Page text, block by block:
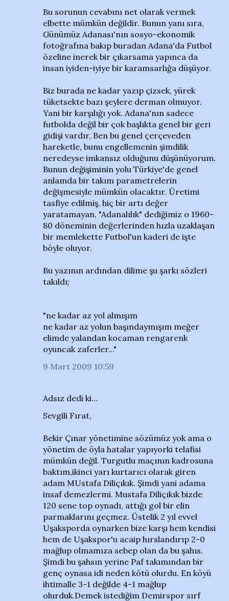
Bu sorunun cevabını net olarak vermek
elbette mümkün değildir. Bunun yanı sıra,
Günümüz Adanası'nın sosyo-ekonomik
fotoğrafına bakıp buradan Adana'da Futbol
özeline inerek bir çıkarsama yapınca da
insan iyiden-iyiye bir karamsarlığa düşüyor.
Biz burada ne kadar yazıp çizsek, yürek
tüketsekte bazı şeylere derman olmuyor.
Yani bir karşılığı yok. Adana'nın sadece
futbolda değil bir çok başlıkta genel bir geri
gidişi vardır, Ben bu genel çerçeveden
hareketle, bunu engellemenin şimdilik
neredeyse imkansız olduğunu düşünüyorum.
Bunun değişiminin yolu Türkiye'de genel
anlamda bir takım parametrelerin
değişmesiyle mümkün olacaktır. Üretimi
tasfiye edilmiş, hiç bir artı değer
yaratamayan, "Adanalılık" dediğimiz o 1960-
80 döneminin değerlerinden hızla uzaklaşan
bir memlekette Futbol'un kaderi de işte
böyle oluyor.
Bu yazının ardından dilime şu şarkı sözleri
takıldı;
"ne kadar az yol almışım
ne kadar az yolun başındaymışım meğer
elimde yalandan kocaman rengarenk
oyuncak zaferler..."
9 Mart 2009 10:59
Adsız dedi ki…
Sevgili Fırat,
Bekir Çınar yönetimine sözümüz yok ama o
yönetim de öyla hatalar yapıyorki telafisi
mümkün değil. Turgutlu maçının kadrosuna
baktım,ikinci yarı kurtarıcı olarak giren
adam MUstafa Diliçıkık. Şimdi yani adama
insaf demezlermi. Mustafa Diliçıkık bizde
120 sene top oynadı, attığı gol bir elin
parmaklarını geçmez. Üstelik 2 yıl evvel
Uşaksporda oynarken bize karşı hem kendisi
hem de Uşakspor'u acaip hırslandırıp 2-0
mağlup olmamıza sebep olan da bu şahıs.
Şimdi bu şahsın yerine Paf takımından bir
genç oynasa idi neden kötü olurdu. En köyü
ihtimalle 3-1 değilde 4-1 mağlup
olurduk.Demek istediğim Demirspor sırf